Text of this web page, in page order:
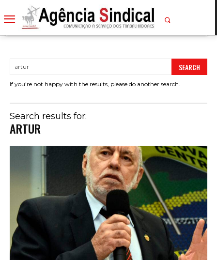
SEARCH
If you're not happy with the results, please do another search.
Search results for:
ARTUR